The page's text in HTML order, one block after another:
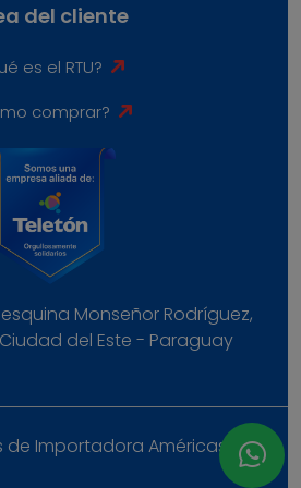
del cliente
es el RTU?
comprar?
Monseñor Rodríguez,
del Este - Paraguay
Importadora Américas S.A